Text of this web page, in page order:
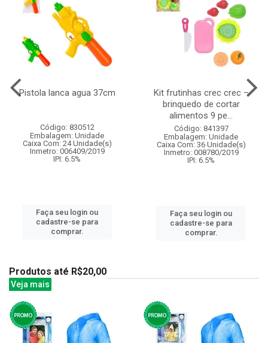
Pistola lanca agua 37cm
Código: 830512
Embalagem: Unidade
Caixa Com: 24 Unidade(s)
Inmetro: 006409/2019
IPI: 6.5%
Faça seu login ou
cadastre-se para
comprar.
Kit frutinhas crec crec –
brinquedo de cortar
alimentos 9 pe...
Código: 841397
Embalagem: Unidade
Caixa Com: 36 Unidade(s)
Inmetro: 008780/2019
IPI: 6.5%
Faça seu login ou
cadastre-se para
comprar.
Produtos até R$20,00
Veja mais